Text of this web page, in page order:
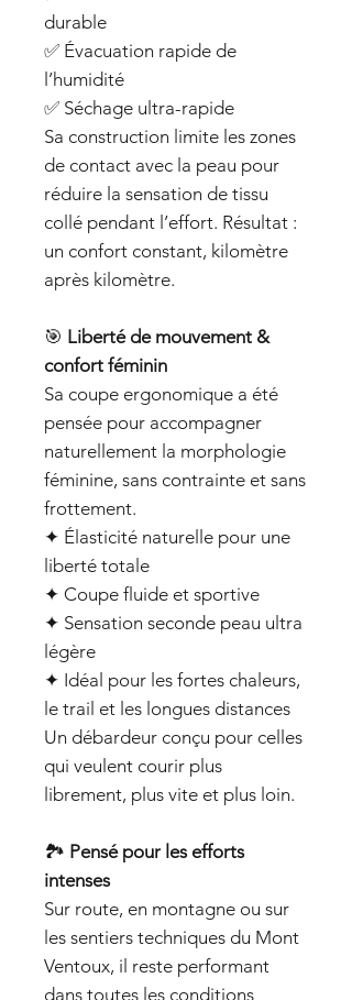
durable
✅ Évacuation rapide de
l’humidité
✅ Séchage ultra-rapide
Sa construction limite les zones
de contact avec la peau pour
réduire la sensation de tissu
collé pendant l’effort. Résultat :
un confort constant, kilomètre
après kilomètre.
🎯 Liberté de mouvement &
confort féminin
Sa coupe ergonomique a été
pensée pour accompagner
naturellement la morphologie
féminine, sans contrainte et sans
frottement.
✦ Élasticité naturelle pour une
liberté totale
✦ Coupe fluide et sportive
✦ Sensation seconde peau ultra
légère
✦ Idéal pour les fortes chaleurs,
le trail et les longues distances
Un débardeur conçu pour celles
qui veulent courir plus
librement, plus vite et plus loin.
🏞️ Pensé pour les efforts
intenses
Sur route, en montagne ou sur
les sentiers techniques du Mont
Ventoux, il reste performant
dans toutes les conditions